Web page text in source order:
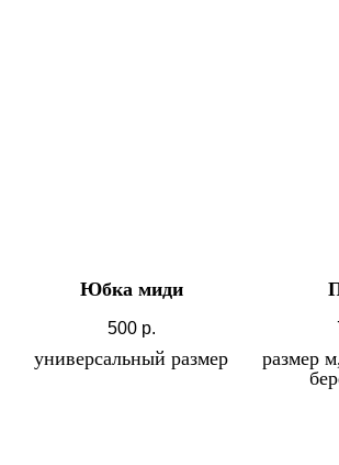
Юбка миди
500 р.
универсальный размер
размер